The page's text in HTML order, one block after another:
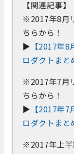
【関連記事】
※2017年8月
ちらから！
▶ 【2017年
ロダクトまと
※2017年7月
ちらから！
▶ 【2017年
ロダクトまと
※2017年上半